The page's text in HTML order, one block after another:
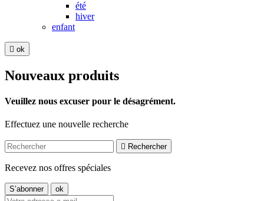
été
hiver
enfant
 ok
Nouveaux produits
Veuillez nous excuser pour le désagrément.
Effectuez une nouvelle recherche
 Rechercher
Recevez nos offres spéciales